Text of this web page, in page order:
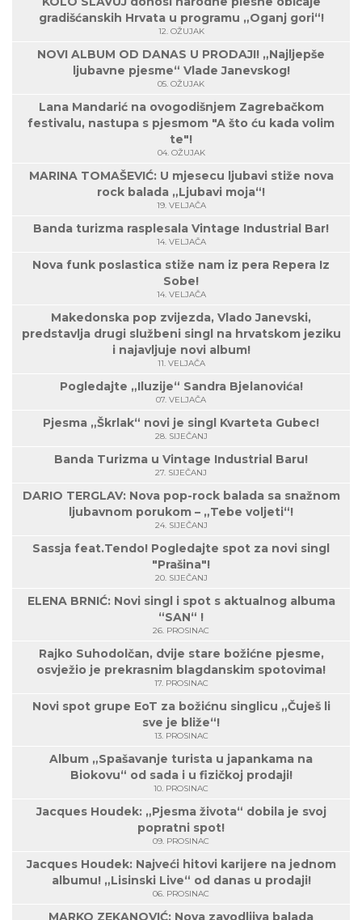
gradišćanskih Hrvata u programu „Oganj gori“!
12. OŽUJAK
NOVI ALBUM OD DANAS U PRODAJI! „Najljepše
ljubavne pjesme“ Vlade Janevskog!
05. OŽUJAK
Lana Mandarić na ovogodišnjem Zagrebačkom
festivalu, nastupa s pjesmom "A što ću kada volim
te"!
04. OŽUJAK
MARINA TOMAŠEVIĆ: U mjesecu ljubavi stiže nova
rock balada „Ljubavi moja“!
19. VELJAČA
Banda turizma rasplesala Vintage Industrial Bar!
14. VELJAČA
Nova funk poslastica stiže nam iz pera Repera Iz
Sobe!
14. VELJAČA
Makedonska pop zvijezda, Vlado Janevski,
predstavlja drugi službeni singl na hrvatskom jeziku
i najavljuje novi album!
11. VELJAČA
Pogledajte „Iluzije“ Sandra Bjelanovića!
07. VELJAČA
Pjesma „Škrlak“ novi je singl Kvarteta Gubec!
28. SIJEČANJ
Banda Turizma u Vintage Industrial Baru!
27. SIJEČANJ
DARIO TERGLAV: Nova pop-rock balada sa snažnom
ljubavnom porukom – „Tebe voljeti“!
24. SIJEČANJ
Sassja feat.Tendo! Pogledajte spot za novi singl
"Prašina"!
20. SIJEČANJ
ELENA BRNIĆ: Novi singl i spot s aktualnog albuma
“SAN“ !
26. PROSINAC
Rajko Suhodolčan, dvije stare božićne pjesme,
osvježio je prekrasnim blagdanskim spotovima!
17. PROSINAC
Novi spot grupe EoT za božićnu singlicu „Čuješ li
sve je bliže“!
13. PROSINAC
Album „Spašavanje turista u japankama na
Biokovu“ od sada i u fizičkoj prodaji!
10. PROSINAC
Jacques Houdek: „Pjesma života“ dobila je svoj
popratni spot!
09. PROSINAC
Jacques Houdek: Najveći hitovi karijere na jednom
albumu! „Lisinski Live“ od danas u prodaji!
06. PROSINAC
MARKO ZEKANOVIĆ: Nova zavodljiva balada